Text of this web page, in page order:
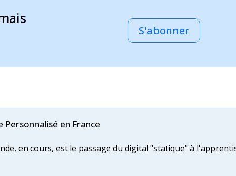
S'abonner
dans le développement de produits modernes.
Personnalisé en France
en cours, est le passage du digital "statique" à